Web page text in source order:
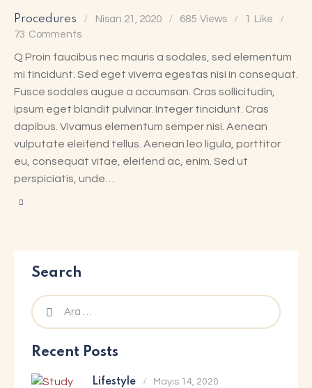
Procedures Nisan 21, 2020 685 Views 1 Like
73 Comments
Q Proin faucibus nec mauris a sodales, sed elementum
mi tincidunt. Sed eget viverra egestas nisi in consequat.
Fusce sodales augue a accumsan. Cras sollicitudin,
ipsum eget blandit pulvinar. Integer tincidunt. Cras
dapibus. Vivamus elementum semper nisi. Aenean
vulputate eleifend tellus. Aenean leo ligula, porttitor
eu, consequat vitae, eleifend ac, enim. Sed ut
perspiciatis, unde…
Search
Recent Posts
Lifestyle Mayıs 14, 2020